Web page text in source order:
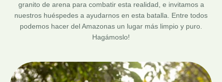
granito de arena para combatir esta realidad, e invitamos a
nuestros huéspedes a ayudarnos en esta batalla. Entre todos
podemos hacer del Amazonas un lugar más limpio y puro.
Hagámoslo!